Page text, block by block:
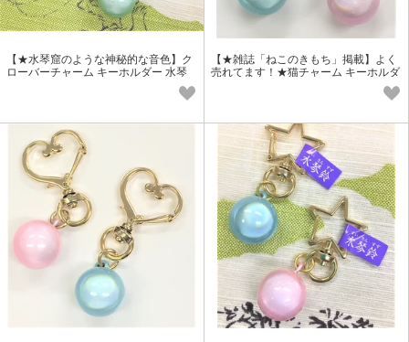
【★水琴窟のような神秘的な音色】ク
ローバーチャーム キーホルダー 水琴
【★雑誌「ねこのきもち」掲載】よく
売れてます！★猫チャーム キーホルダ